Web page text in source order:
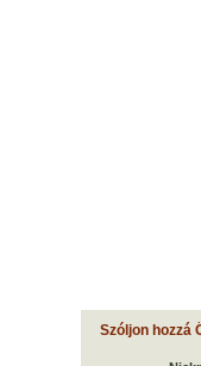
Szóljon hozzá